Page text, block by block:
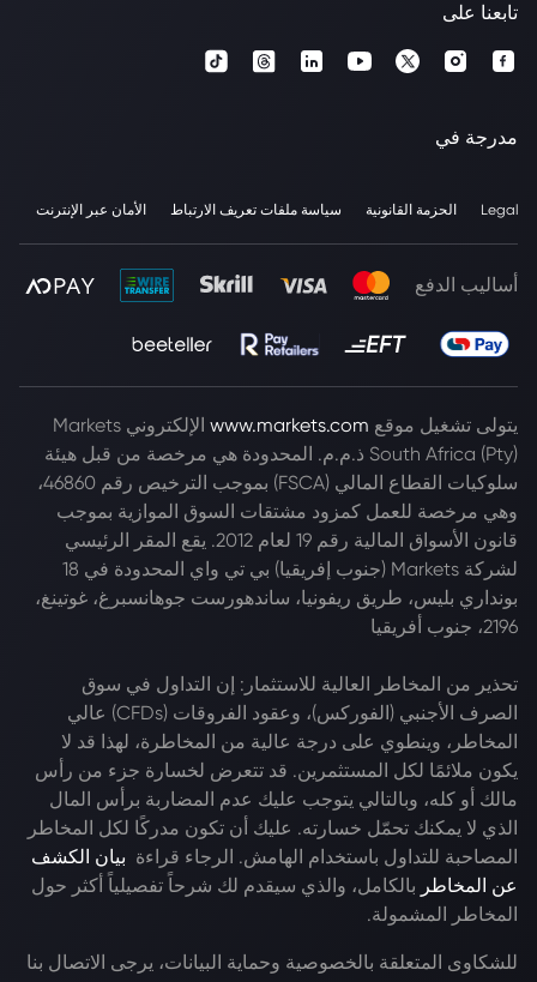
تابعنا على
مدرجة في
Legal الحزمة القانونية سياسة ملفات تعريف الارتباط الأمان عبر الإنترنت
أساليب الدفع
يتولى تشغيل موقع www.markets.com
الإلكتروني Markets
South Africa (Pty) ذ.م.م. المحدودة هي مرخصة من قبل هيئة
سلوكيات القطاع المالي (FSCA) بموجب الترخيص رقم 46860،
وهي مرخصة للعمل كمزود مشتقات السوق الموازية بموجب
قانون الأسواق المالية رقم 19 لعام 2012. يقع المقر الرئيسي
لشركة Markets (جنوب إفريقيا) بي تي واي المحدودة في 18
بونداري بليس، طريق ريفونيا، ساندهورست جوهانسبرغ، غوتينغ،
2196، جنوب أفريقيا
تحذير من المخاطر العالية للاستثمار: إن التداول في سوق
الصرف الأجنبي (الفوركس)، وعقود الفروقات (CFDs) عالي
المخاطر، وينطوي على درجة عالية من المخاطرة، لهذا قد لا
يكون ملائمًا لكل المستثمرين. قد تتعرض لخسارة جزء من رأس
مالك أو كله، وبالتالي يتوجب عليك عدم المضاربة برأس المال
الذي لا يمكنك تحمّل خسارته. عليك أن تكون مدركًا لكل المخاطر
المصاحبة للتداول باستخدام الهامش. الرجاء قراءة بيان الكشف
عن المخاطر بالكامل، والذي سيقدم لك شرحاً تفصيلياً أكثر حول
المخاطر المشمولة.
للشكاوى المتعلقة بالخصوصية وحماية البيانات، يرجى الاتصال بنا